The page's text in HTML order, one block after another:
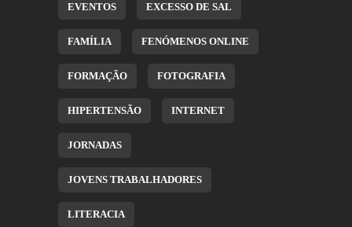
EVENTOS EXCESSO DE SAL
FAMÍLIA FENÓMENOS ONLINE
FORMAÇÃO FOTOGRAFIA
HIPERTENSÃO INTERNET
JORNADAS
JOVENS TRABALHADORES
LITERACIA